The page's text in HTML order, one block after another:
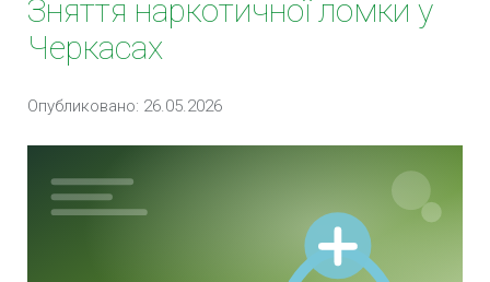
Лікування сольової залежності у Черкасах
Черкасах
Лікування кокаїнової залежності у Черкасах
Лікування героїнової залежності у Черкасах
Зняття наркотичної ломки у
Черкасах
Опубликовано: 26.05.2026